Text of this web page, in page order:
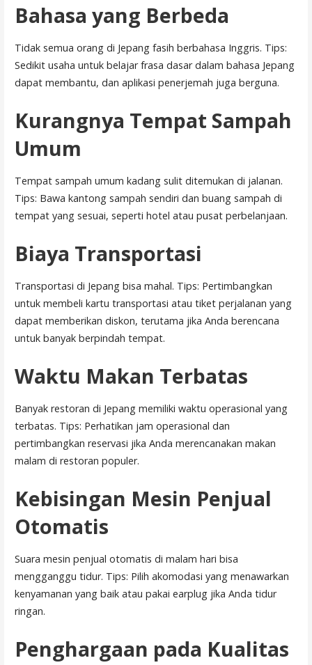
Bahasa yang Berbeda
Tidak semua orang di Jepang fasih berbahasa Inggris. Tips:
Sedikit usaha untuk belajar frasa dasar dalam bahasa Jepang
dapat membantu, dan aplikasi penerjemah juga berguna.
Kurangnya Tempat Sampah
Umum
Tempat sampah umum kadang sulit ditemukan di jalanan.
Tips: Bawa kantong sampah sendiri dan buang sampah di
tempat yang sesuai, seperti hotel atau pusat perbelanjaan.
Biaya Transportasi
Transportasi di Jepang bisa mahal. Tips: Pertimbangkan
untuk membeli kartu transportasi atau tiket perjalanan yang
dapat memberikan diskon, terutama jika Anda berencana
untuk banyak berpindah tempat.
Waktu Makan Terbatas
Banyak restoran di Jepang memiliki waktu operasional yang
terbatas. Tips: Perhatikan jam operasional dan
pertimbangkan reservasi jika Anda merencanakan makan
malam di restoran populer.
Kebisingan Mesin Penjual
Otomatis
Suara mesin penjual otomatis di malam hari bisa
mengganggu tidur. Tips: Pilih akomodasi yang menawarkan
kenyamanan yang baik atau pakai earplug jika Anda tidur
ringan.
Penghargaan pada Kualitas